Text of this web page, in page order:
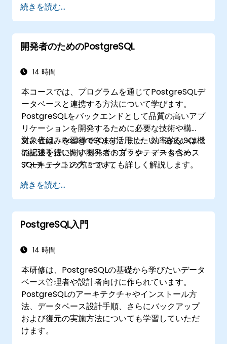
グラミング、そしてデータベースの内部構造につ
いて解説します。実践的な演習を通じて、DBAお
よび開発者はクエリ実行の最適化やバックアップ
管理、監視設定などを行い、企業向け環境で利用
なります。
続きを読む...
開発者のためのPostgreSQL
14 時間
本コースでは、プログラムを通じてPostgreSQLデ
ータベースと連携する方法について学びます。
PostgreSQLをバックエンドとして品質の高いアプ
リケーションを開発するために必要な技術や構
文、仕組みを習得できます。また、効率的なSQL
の記述手法に関するベストプラクティスも含め、
SQLチューニングについても詳しく解説します。
対象者は、PostgreSQLを活用したい、あるいは機
能拡張を行いたい開発者の方々や、データベース
アーキテクトの方々です。
続きを読む...
PostgreSQL入門
14 時間
本研修は、PostgreSQLの基礎から学びたいデータ
ベース管理者や設計者向けに作られています。
PostgreSQLのアーキテクチャやインストール方
法、データベース設計手順、さらにバックアップ
および復元の実施方法についても学習していただ
けます。